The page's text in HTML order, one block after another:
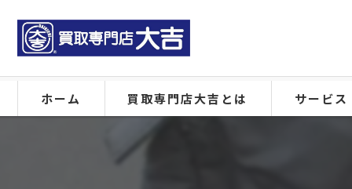
ホーム 買取専門店大吉とは サービス